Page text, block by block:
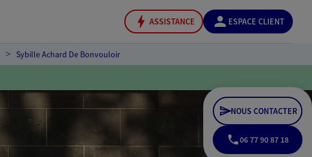
ASSISTANCE ESPACE CLIENT
Sybille Achard De Bonvouloir
NOUS CONTACTER
06 77 90 87 18